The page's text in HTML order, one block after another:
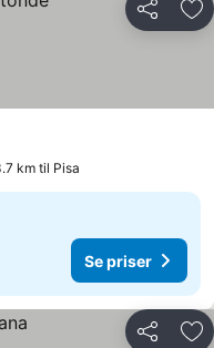
Del
km til Pisa
Se priser
Del